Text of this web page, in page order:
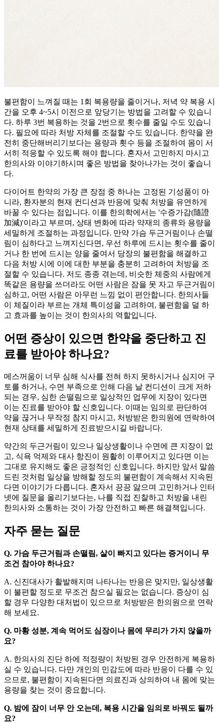
불편함이 느껴질 때는 1회 복용량을 줄이거나, 저녁 약 복용 시
간을 오후 4~5시 이전으로 앞당기는 방법을 고려할 수 있습니
다. 하루 3번 복용하는 것을 2번으로 횟수를 줄일 수도 있습니
다. 필요에 따라 처방 자체를 조절할 수도 있습니다. 한약을 완
전히 중단해버리기보다는 용량과 횟수 등을 조절하여 몸이 서
서히 적응할 수 있도록 해야 합니다. 혼자서 고민하지 마시고
한의사와 이야기하시며 좋은 방법을 찾아나가는 것이 좋습니
다.
다이어트 한약의 가장 큰 장점 중 하나는 고정된 기성품이 아
니라, 환자분의 현재 컨디션과 반응에 맞춰 처방을 유연하게
바꿀 수 있다는 점입니다. 이를 한의학에서는 '수증가감(隨證
加減)'이라고 부르며, 상태 변화에 따라 약재의 종류와 용량을
세밀하게 조절하는 과정입니다. 만약 가슴 두근거림이나 손떨
림이 심하다고 느껴지신다면, 우선 하루에 드시는 횟수를 줄이
거나 한 번에 드시는 양을 줄여서 당장의 불편함을 해결하고
다음 처방 시에 이에 대한 부분을 충분히 고려하여 처방을 조
절할 수 있습니다. 저도 종종 겪는데, 비슷한 체중의 사람에게
똑같은 용량을 쓰더라도 어떤 사람은 잠을 못 자고 두근거림이
심하고, 어떤 사람은 아무런 느낌 없이 편안합니다. 한의사들
이 체질이라 부르는 개체 특이성을 고려하여, 불편함을 덜 하
고 효과를 높이는 것이 한의사의 역할입니다.
어떤 증상이 있으면 한약을 중단하고 진
료를 받아야 하나요?
메스꺼움이 너무 심해 식사를 전혀 하지 못하시거나 심지어 구
토를 하거나, 수면 부족으로 인해 다음 날 컨디션이 크게 저하
되는 경우, 심한 손떨림으로 일상적인 업무에 지장이 있다면
이는 진료를 받아야 할 신호입니다. 이때는 임의로 판단하여
약을 끊거나 무작정 참지 마시고, 처방받은 한의원에 연락하여
현재 상태를 세밀하게 진료받으시길 바랍니다.
약간의 두근거림이 있으나 일상생활이나 수면에 큰 지장이 없
고, 식욕 억제와 대사 항진이 원활히 이루어지고 있다면 이는
그대로 유지해도 좋은 긍정적인 신호입니다. 하지만 앞서 말씀
드린 것처럼 일상을 방해할 정도의 불편함이 계속해서 지속된
다면 이야기가 다릅니다. 혼자서 끙끙 앓으며 고민하거나 인터
넷에 질문을 올리기보다는, 나를 직접 진찰하고 처방을 내린
한의사와 소통하는 것이 가장 안전하고 빠른 해결책입니다.
자주 묻는 질문
Q. 가슴 두근거림과 손떨림, 살이 빠지고 있다는 증거이니 무
조건 참아야 하나요?
A. 신진대사가 활발해지며 나타나는 반응은 맞지만, 일상생활
이 불편할 정도로 무조건 참으실 필요는 없습니다. 증상이 심
할 경우 다양한 대처법이 있으므로 처방받은 한의원으로 연락
해 보세요.
Q. 마황 성분, 계속 먹어도 심장이나 몸에 무리가 가지 않을까
요?
A. 한의사의 진단 하에 적정량이 처방된 경우 안전하게 복용하
실 수 있습니다. 다만 개인의 민감도에 따라 반응이 다를 수 있
으므로, 불편함이 지속된다면 의료진과 상의하여 내 몸에 맞는
용량을 찾는 것이 중요합니다.
Q. 밤에 잠이 너무 안 오는데, 복용 시간을 임의로 바꿔도 될까
요?